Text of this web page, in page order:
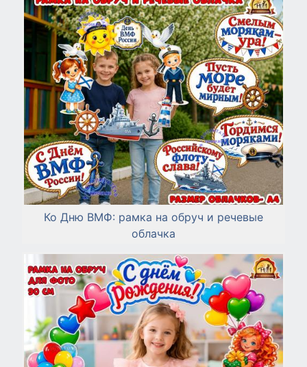
Ко Дню ВМФ: рамка на обруч и речевые
облачка